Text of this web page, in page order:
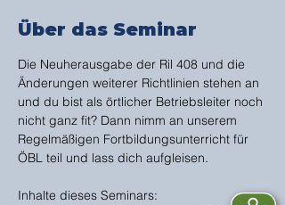
Über das Seminar
Die Neuherausgabe der Ril 408 und die
Änderungen weiterer Richtlinien stehen an
und du bist als örtlicher Betriebsleiter noch
nicht ganz fit? Dann nimm an unserem
Regelmäßigen Fortbildungsunterricht für
ÖBL teil und lass dich aufgleisen.
Inhalte dieses Seminars: